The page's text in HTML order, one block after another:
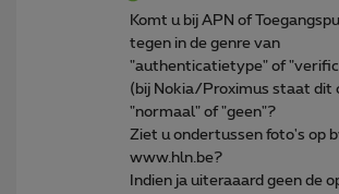
Komt u bij APN of
tegen in de genre van
"authenticatietype" of
(bij Nokia/Proximus staat dit
"normaal" of "geen"?
Ziet u ondertussen foto's op
www.hln.be?
Indien ja uiteraaard geen de